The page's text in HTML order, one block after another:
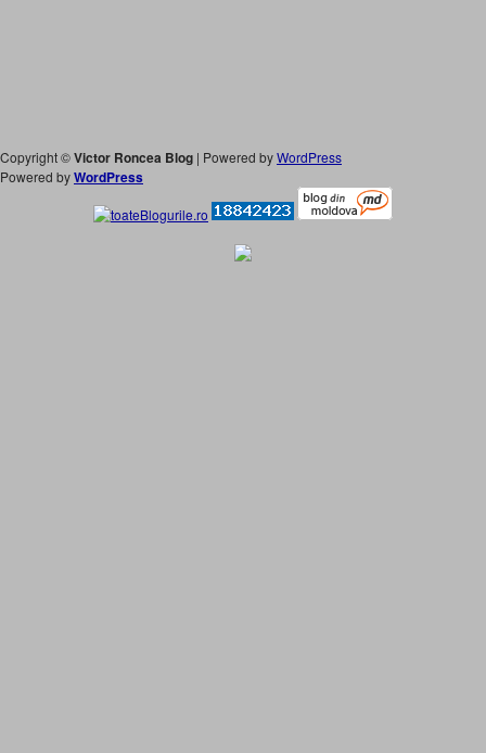
Copyright ©Victor Roncea Blog | Powered byWordPress
Powered byWordPress